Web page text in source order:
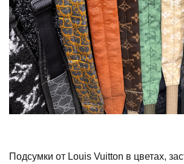
Подсумки от Louis Vuitton в цветах,